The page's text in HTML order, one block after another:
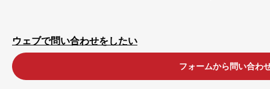
ウェブで問い合わせをしたい
フォームから問い合わ